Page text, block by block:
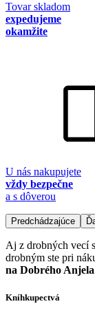
Tovar skladom
expedujeme
okamžite
U nás nakupujete
vždy bezpečne
a s dôverou
Predchádzajúce
Aj z drobných vecí
drobným ste pri
na Dobrého Anjela
Kníhkupectvá